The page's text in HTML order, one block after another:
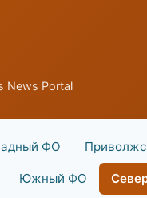
News Portal
ФО
Южный ФО